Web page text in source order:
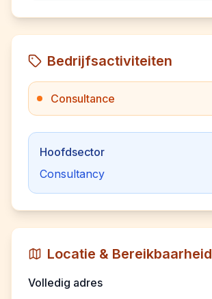
Bedrijfsactiviteiten
Consultance
Hoofdsector
Consultancy
Locatie & Bereikbaarheid
Volledig adres